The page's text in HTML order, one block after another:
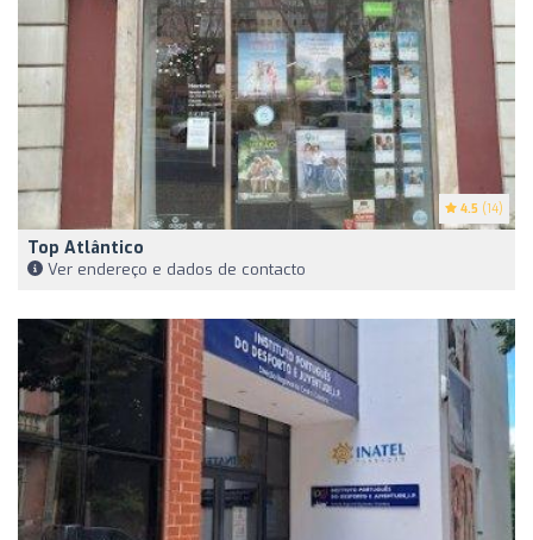
4.5 (14)
Top Atlântico
Ver endereço e dados de contacto